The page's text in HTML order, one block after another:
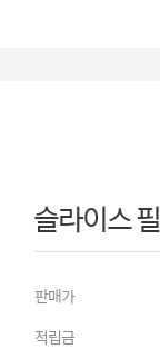
슬라이스
판매가
적립금